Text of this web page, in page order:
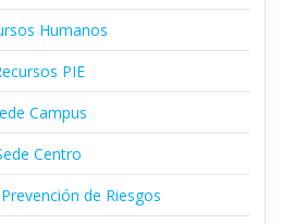
Humanos
PIE
Campus
Centro
de Riesgos